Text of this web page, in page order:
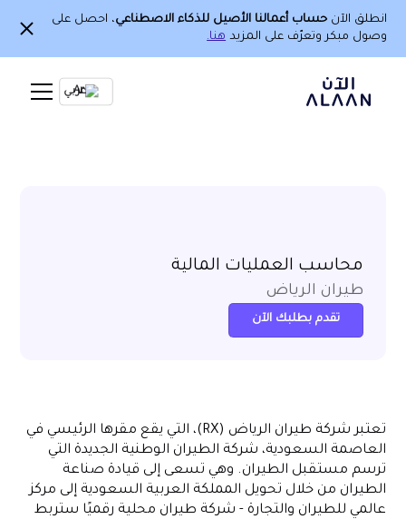
انطلق الآن حساب أعمالنا الأصيل للذكاء الاصطناعي، احصل على
وصول مبكر وتعرّف على المزيد هنا.
Ar
محاسب العمليات المالية
طيران الرياض
تقدم بطلبك الآن
تعتبر شركة طيران الرياض (RX)، التي يقع مقرها الرئيسي في
العاصمة السعودية، شركة الطيران الوطنية الجديدة التي
ترسم مستقبل الطيران. وهي تسعى إلى قيادة صناعة
الطيران من خلال تحويل المملكة العربية السعودية إلى مركز
عالمي للطيران والتجارة - شركة طيران محلية رقميًا ستربط